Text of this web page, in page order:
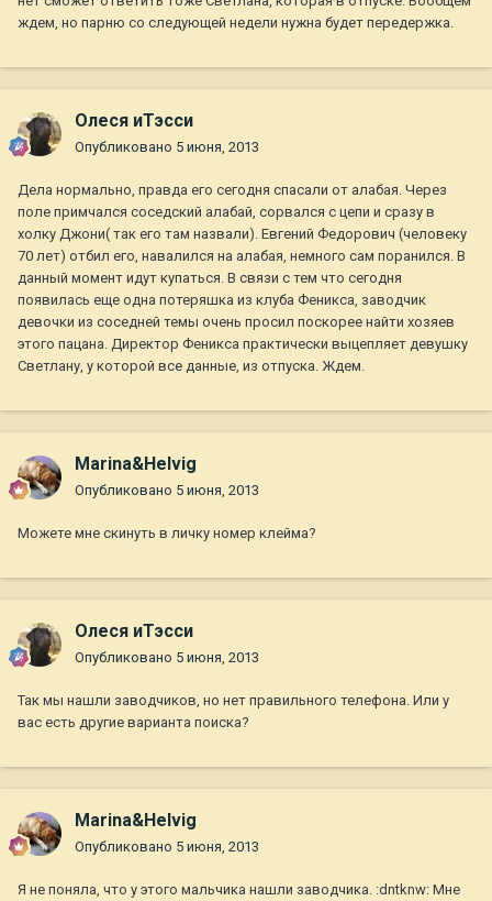
ждем, но парню со следующей недели нужна будет передержка.
Олеся иТэсси
Опубликовано 5 июня, 2013
Дела нормально, правда его сегодня спасали от алабая. Через
поле примчался соседский алабай, сорвался с цепи и сразу в
холку Джони( так его там назвали). Евгений Федорович (человеку
70 лет) отбил его, навалился на алабая, немного сам поранился. В
данный момент идут купаться. В связи с тем что сегодня
появилась еще одна потеряшка из клуба Феникса, заводчик
девочки из соседней темы очень просил поскорее найти хозяев
этого пацана. Директор Феникса практически выцепляет девушку
Светлану, у которой все данные, из отпуска. Ждем.
Marina&Helvig
Опубликовано 5 июня, 2013
Можете мне скинуть в личку номер клейма?
Олеся иТэсси
Опубликовано 5 июня, 2013
Так мы нашли заводчиков, но нет правильного телефона. Или у
вас есть другие варианта поиска?
Marina&Helvig
Опубликовано 5 июня, 2013
Я не поняла, что у этого мальчика нашли заводчика. :dntknw: Мне